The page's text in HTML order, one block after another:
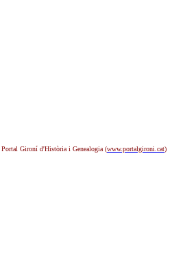
Gironí d'Història i Genealogia (www.portalgironi.cat)